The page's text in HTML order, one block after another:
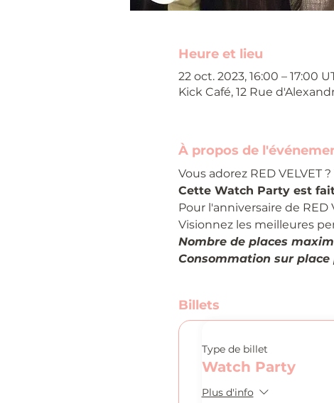
Heure et lieu
22 oct. 2023, 16:00 – 17:00
Kick Café, 12 Rue
À propos de
Vous adorez RED VELVET
Cette Watch Party est
Pour l'anniversaire de RED
Visionnez les meilleures
Nombre de places
Consommation sur
Billets
Type de billet
Watch Party
Plus d'info